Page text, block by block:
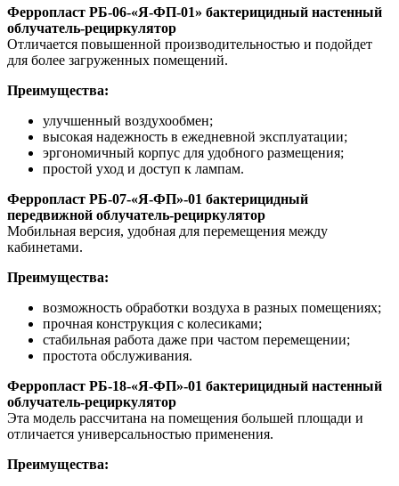
Ферропласт РБ-06-«Я-ФП-01» бактерицидный настенный
облучатель-рециркулятор
Отличается повышенной производительностью и подойдет
для более загруженных помещений.
Преимущества:
улучшенный воздухообмен;
высокая надежность в ежедневной эксплуатации;
эргономичный корпус для удобного размещения;
простой уход и доступ к лампам.
Ферропласт РБ-07-«Я-ФП»-01 бактерицидный
передвижной облучатель-рециркулятор
Мобильная версия, удобная для перемещения между
кабинетами.
Преимущества:
возможность обработки воздуха в разных помещениях;
прочная конструкция с колесиками;
стабильная работа даже при частом перемещении;
простота обслуживания.
Ферропласт РБ-18-«Я-ФП»-01 бактерицидный настенный
облучатель-рециркулятор
Эта модель рассчитана на помещения большей площади и
отличается универсальностью применения.
Преимущества: